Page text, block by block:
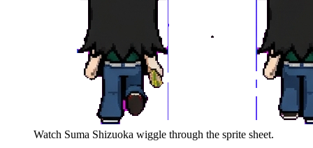
Watch Suma Shizuoka wiggle through the sprite sheet.